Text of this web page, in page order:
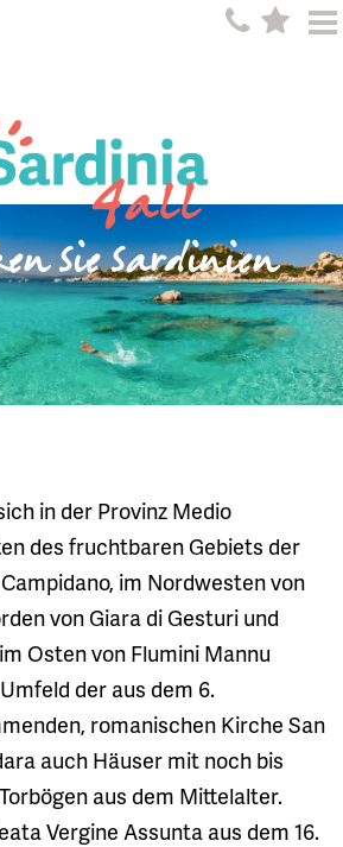
Sie Sardinien
in der Provinz Medio
des fruchtbaren Gebiets der
im Nordwesten von
von Giara di Gesturi und
Osten von Flumini Mannu
der aus dem 6.
romanischen Kirche San
auch Häuser mit noch bis
aus dem Mittelalter.
Vergine Assunta aus dem 16.